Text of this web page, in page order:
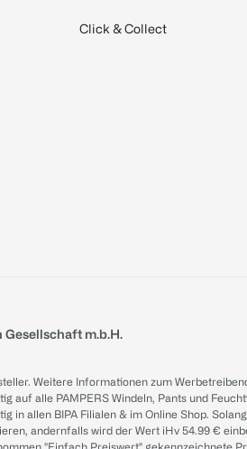
Click & Collect
m.b.H.
Weitere Informationen zum
auf alle PAMPERS Windeln, Pants und
in allen BIPA Filialen & im Online Shop.
andernfalls wird der Wert iHv 54.99 €
"Einfach Preiswert"